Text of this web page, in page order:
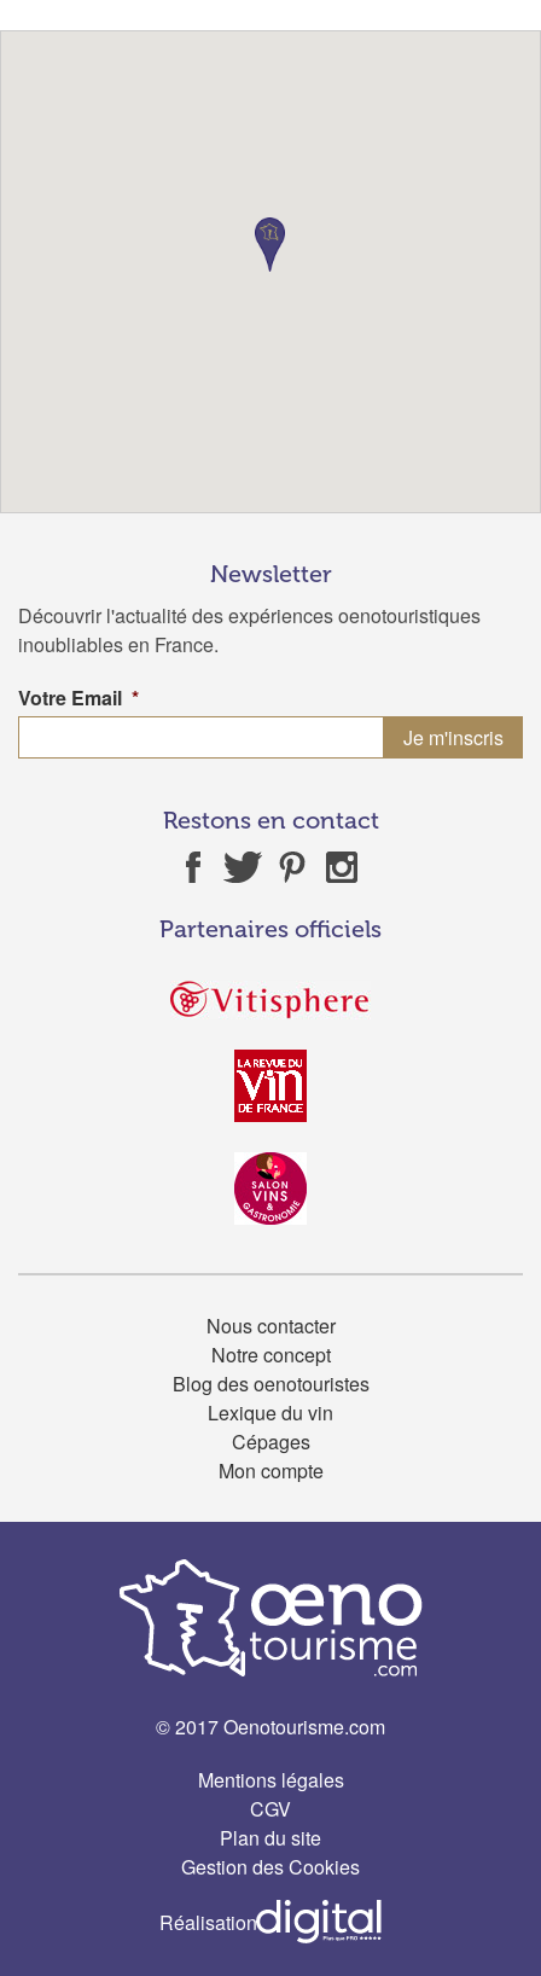
Newsletter
Découvrir l'actualité des expériences oenotouristiques
inoubliables en France.
Votre Email *
Restons en contact
Partenaires officiels
Nous contacter
Notre concept
Blog des oenotouristes
Lexique du vin
Cépages
Mon compte
© 2017 Oenotourisme.com
Réalisation
Mentions légales
CGV
Plan du site
Gestion des Cookies